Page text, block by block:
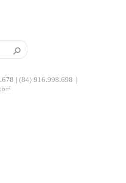
| (84) 916.998.698 |